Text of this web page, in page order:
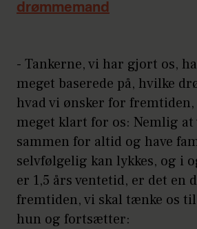
drømmemand
- Tankerne, vi har gjort os,
meget baserede på, hvilke
hvad vi ønsker for
meget klart for os: Nemlig
sammen for altid og have
selvfølgelig kan lykkes, og i
er 1,5 års ventetid, er det en
fremtiden, vi skal tænke os
hun og fortsætter: